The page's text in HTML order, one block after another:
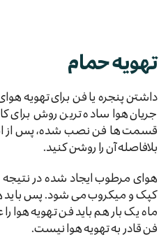
تهویه حمام
داشتن پنجره یا فن برای تهویه
جریان هوا ساده ترین روش برای
قسمت ها فن نصب شده، پس از
بلافاصله آن را روشن کنید.
هوای مرطوب ایجاد شده در نتیجه
ماه یک بار هم باید فن تهویه هوا
فن قادر به تهویه هوا نیست.